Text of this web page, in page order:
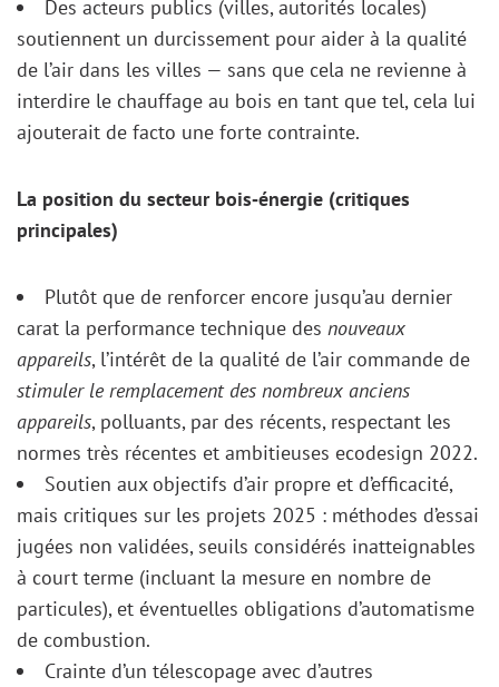
Des acteurs publics (villes, autorités locales)
soutiennent un durcissement pour aider à la qualité
de l’air dans les villes — sans que cela ne revienne à
interdire le chauffage au bois en tant que tel, cela lui
ajouterait de facto une forte contrainte.
La position du secteur bois‑énergie (critiques
principales)
Plutôt que de renforcer encore jusqu’au dernier
carat la performance technique des nouveaux
appareils, l’intérêt de la qualité de l’air commande de
stimuler le remplacement des nombreux anciens
appareils, polluants, par des récents, respectant les
normes très récentes et ambitieuses ecodesign 2022.
Soutien aux objectifs d’air propre et d’efficacité,
mais critiques sur les projets 2025 : méthodes d’essai
jugées non validées, seuils considérés inatteignables
à court terme (incluant la mesure en nombre de
particules), et éventuelles obligations d’automatisme
de combustion.
Crainte d’un télescopage avec d’autres